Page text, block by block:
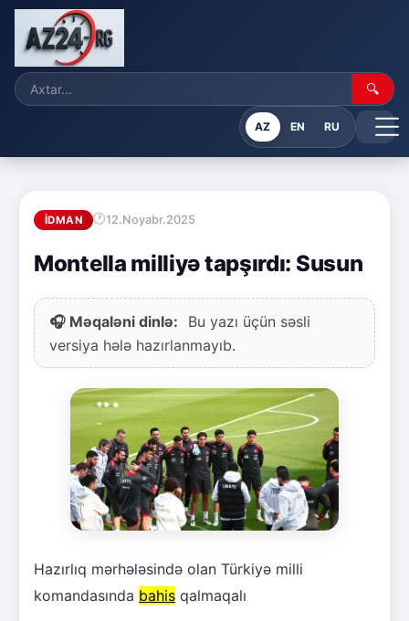
🔍
AZ EN RU
İDMAN 12.Noyabr.2025
Montella milliyə tapşırdı: Susun
🎧 Məqaləni dinlə:
Bu yazı üçün səsli
versiya hələ hazırlanmayıb.
Hazırlıq mərhələsində olan Türkiyə milli
komandasında bahis qalmaqalı